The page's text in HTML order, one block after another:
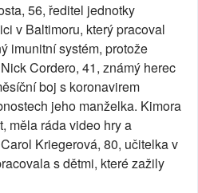
56, ředitel jednotky
v Baltimoru, který pracoval
imunitní systém, protože
Cordero, 41, známý herec
boj s koronavirem
jeho manželka. Kimora
měla ráda video hry a
Kriegerová, 80, učitelka v
s dětmi, které zažily